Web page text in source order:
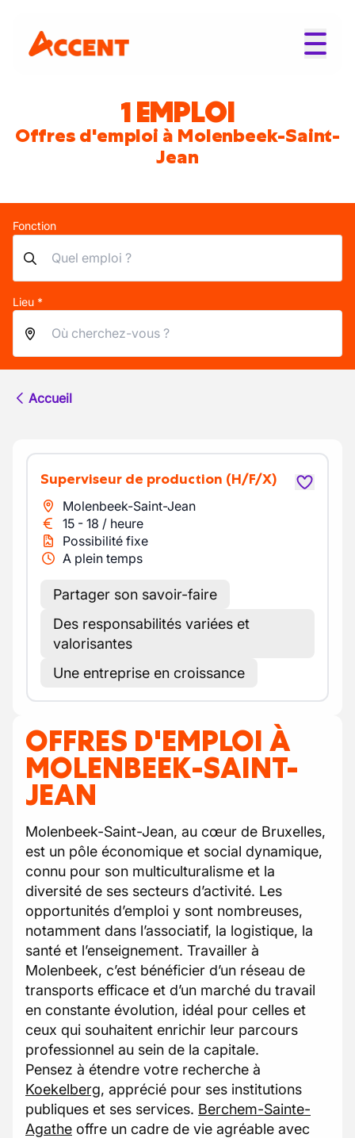
1 EMPLOI
Offres d'emploi à Molenbeek-Saint-
Jean
Fonction
Lieu *
Accueil
Superviseur de production (H/F/X)
Molenbeek-Saint-Jean
15 - 18 / heure
Possibilité fixe
A plein temps
Partager son savoir-faire
Des responsabilités variées et
valorisantes
Une entreprise en croissance
OFFRES D'EMPLOI À
MOLENBEEK-SAINT-
JEAN
Molenbeek-Saint-Jean, au cœur de Bruxelles,
est un pôle économique et social dynamique,
connu pour son multiculturalisme et la
diversité de ses secteurs d’activité. Les
opportunités d’emploi y sont nombreuses,
notamment dans l’associatif, la logistique, la
santé et l’enseignement. Travailler à
Molenbeek, c’est bénéficier d’un réseau de
transports efficace et d’un marché du travail
en constante évolution, idéal pour celles et
ceux qui souhaitent enrichir leur parcours
professionnel au sein de la capitale.
Pensez à étendre votre recherche à
Koekelberg, apprécié pour ses institutions
publiques et ses services. Berchem-Sainte-
Agathe offre un cadre de vie agréable avec